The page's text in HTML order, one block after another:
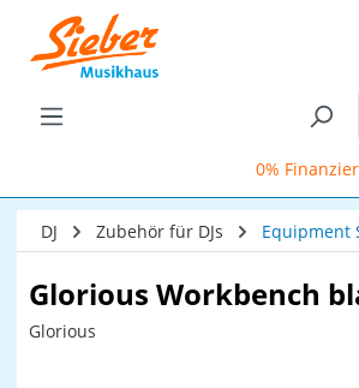
Zum Hauptinhalt springen
0%
DJ Zubehör für DJs Equipment
Glorious Workbench
Glorious